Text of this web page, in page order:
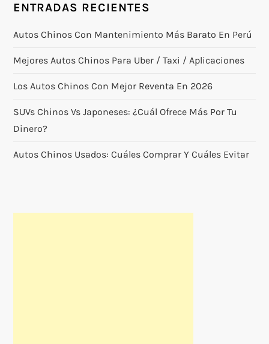
ENTRADAS RECIENTES
Autos Chinos Con Mantenimiento Más Barato En Perú
Mejores Autos Chinos Para Uber / Taxi / Aplicaciones
Los Autos Chinos Con Mejor Reventa En 2026
SUVs Chinos Vs Japoneses: ¿cuál Ofrece Más Por Tu
Dinero?
Autos Chinos Usados: Cuáles Comprar Y Cuáles Evitar